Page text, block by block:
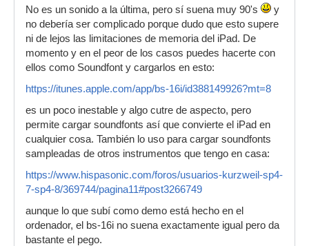
No es un sonido a la última, pero sí suena muy 90's
y
no debería ser complicado porque dudo que esto supere
ni de lejos las limitaciones de memoria del iPad. De
momento y en el peor de los casos puedes hacerte con
ellos como Soundfont y cargarlos en esto:
https://itunes.apple.com/app/bs-16i/id388149926?mt=8
es un poco inestable y algo cutre de aspecto, pero
permite cargar soundfonts así que convierte el iPad en
cualquier cosa. También lo uso para cargar soundfonts
sampleadas de otros instrumentos que tengo en casa:
https://www.hispasonic.com/foros/usuarios-kurzweil-sp4-
7-sp4-8/369744/pagina11#post3266749
aunque lo que subí como demo está hecho en el
ordenador, el bs-16i no suena exactamente igual pero da
bastante el pego.